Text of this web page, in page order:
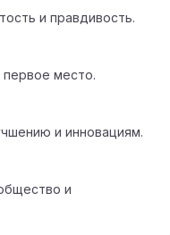
и правдивость.
место.
и инновациям.
и